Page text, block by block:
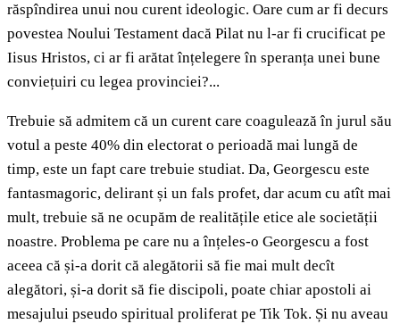
răspîndirea unui nou curent ideologic. Oare cum ar fi decurs
povestea Noului Testament dacă Pilat nu l-ar fi crucificat pe
Iisus Hristos, ci ar fi arătat înțelegere în speranța unei bune
conviețuiri cu legea provinciei?...
Trebuie să admitem că un curent care coagulează în jurul său
votul a peste 40% din electorat o perioadă mai lungă de
timp, este un fapt care trebuie studiat. Da, Georgescu este
fantasmagoric, delirant și un fals profet, dar acum cu atît mai
mult, trebuie să ne ocupăm de realitățile etice ale societății
noastre. Problema pe care nu a înțeles-o Georgescu a fost
aceea că și-a dorit că alegătorii să fie mai mult decît
alegători, și-a dorit să fie discipoli, poate chiar apostoli ai
mesajului pseudo spiritual proliferat pe Tik Tok. Și nu aveau